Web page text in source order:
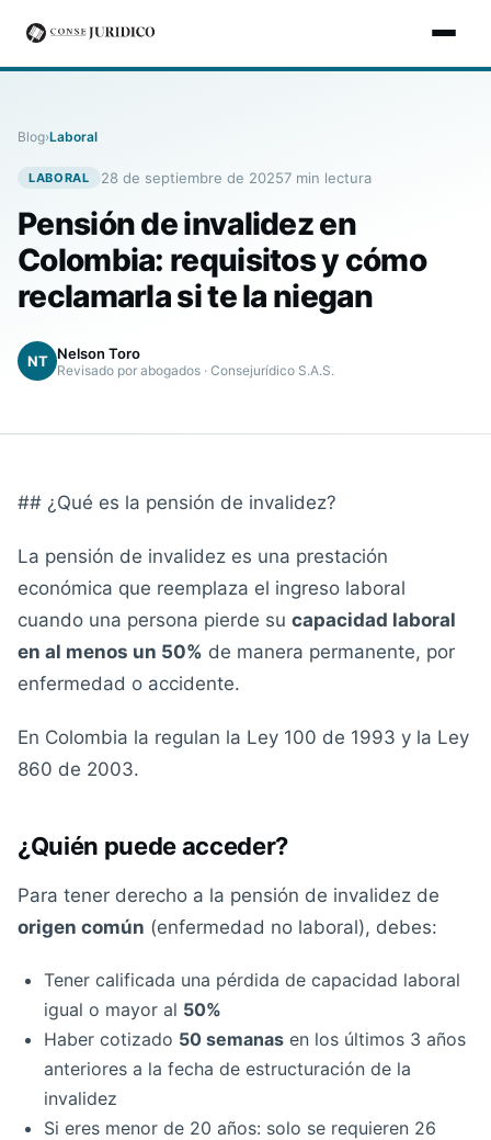
Blog›Laboral
LABORAL 28 de septiembre de 20257min lectura
Pensión de invalidez en
Colombia: requisitos y cómo
reclamarla si te la niegan
NT Nelson Toro
Revisado por abogados · Consejurídico S.A.S.
## ¿Qué es la pensión de invalidez?
La pensión de invalidez es una prestación
económica que reemplaza el ingreso laboral
cuando una persona pierde su capacidad laboral
en al menos un 50% de manera permanente, por
enfermedad o accidente.
En Colombia la regulan la Ley 100 de 1993 y la Ley
860 de 2003.
¿Quién puede acceder?
Para tener derecho a la pensión de invalidez de
origen común (enfermedad no laboral), debes:
Tener calificada una pérdida de capacidad laboral
igual o mayor al 50%
Haber cotizado 50 semanas en los últimos 3 años
anteriores a la fecha de estructuración de la
invalidez
Si eres menor de 20 años: solo se requieren 26